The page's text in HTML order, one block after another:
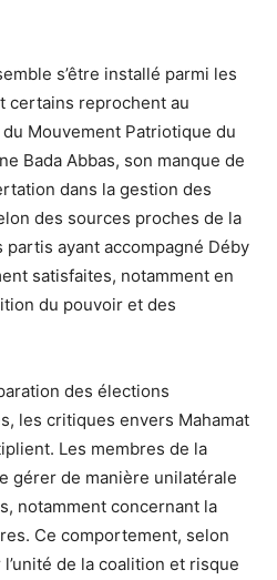
s’être installé parmi les
certains reprochent au
Mouvement Patriotique du
Bada Abbas, son manque de
dans la gestion des
des sources proches de la
ayant accompagné Déby
satisfaites, notamment en
du pouvoir et des
des élections
les critiques envers Mahamat
Les membres de la
gérer de manière unilatérale
notamment concernant la
Ce comportement, selon
de la coalition et risque